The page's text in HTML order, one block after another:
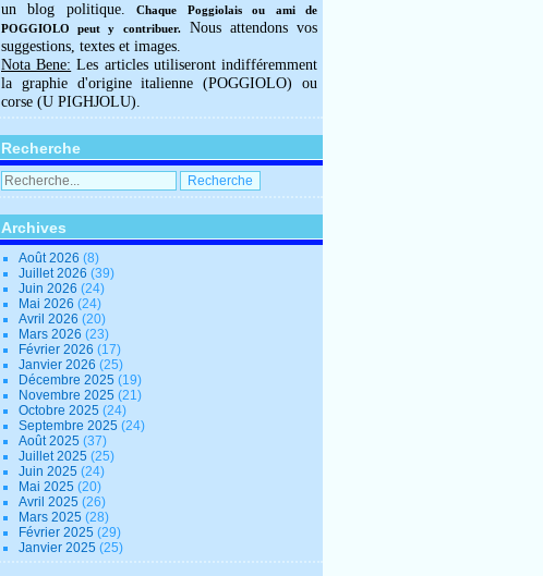
un blog politique.Chaque Poggiolais ou ami de
POGGIOLO peut y contribuer.Nous attendons vos
suggestions, textes et images.
Nota Bene: Les articles utiliseront indifféremment
la graphie d'origine italienne (POGGIOLO) ou
corse (U PIGHJOLU).
Recherche
Archives
Août 2026 (8)
Juillet 2026 (39)
Juin 2026 (24)
Mai 2026 (24)
Avril 2026 (20)
Mars 2026 (23)
Février 2026 (17)
Janvier 2026 (25)
Décembre 2025 (19)
Novembre 2025 (21)
Octobre 2025 (24)
Septembre 2025 (24)
Août 2025 (37)
Juillet 2025 (25)
Juin 2025 (24)
Mai 2025 (20)
Avril 2025 (26)
Mars 2025 (28)
Février 2025 (29)
Janvier 2025 (25)